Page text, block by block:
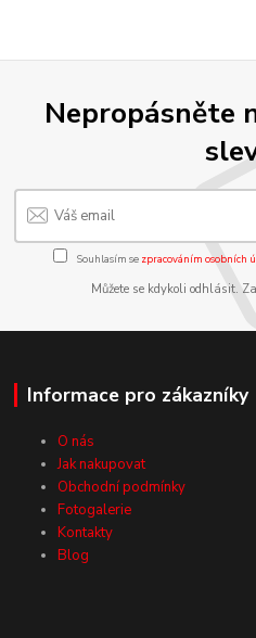
Nepropásněte
Souhlasím se zpracováním osobních
Můžete se kdykoli odhlásit.
Informace pro zákazníky
O nás
Jak nakupovat
Obchodní podmínky
Fotogalerie
Kontakty
Blog